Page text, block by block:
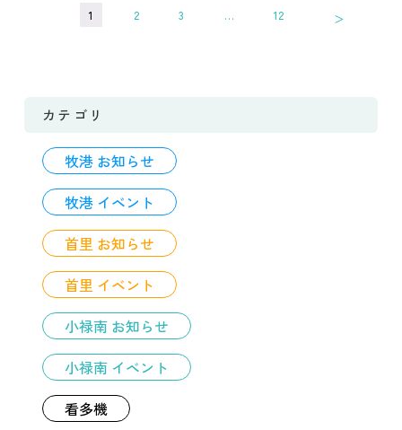
1 2 3 … 12 ＞
カテゴリ
牧港 お知らせ
牧港 イベント
首里 お知らせ
首里 イベント
小禄南 お知らせ
小禄南 イベント
看多機